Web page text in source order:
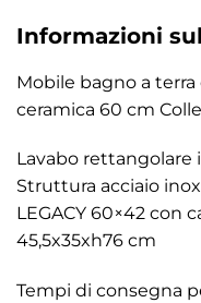
Informazioni
Mobile bagno a
ceramica 60 cm
Lavabo rettangolare
Struttura acciaio
LEGACY 60×42 con
45,5x35xh76 cm
Tempi di consegna